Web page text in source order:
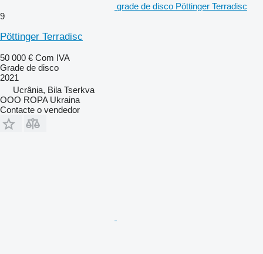
grade de disco Pöttinger Terradisc
9
Pöttinger Terradisc
50 000 € Com IVA
Grade de disco
2021
Ucrânia, Bila Tserkva
OOO ROPA Ukraina
Contacte o vendedor